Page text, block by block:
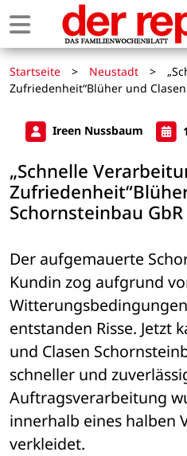
Startseite > Neustadt >
Zufriedenheit“Blüher und
Ireen Nussbaum
„Schnelle
Schornsteinbau GbR
Der aufgemauerte
Kundin zog aufgrund
entstanden Risse. Jetzt
und Clasen
schneller und
Auftragsverarbeitung
innerhalb eines halben
verkleidet.